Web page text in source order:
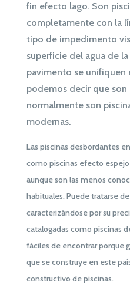
fin efecto lago. Son
completamente con la
tipo de impedimento
superficie del agua de
pavimento se unifiquen
podemos decir que son
normalmente son
modernas.
Las piscinas desbordantes
como piscinas efecto
aunque son las menos
habituales. Puede tratarse
caracterizándose por su
catalogadas como piscinas
fáciles de encontrar porque
que se construye en este
constructivo de piscinas.